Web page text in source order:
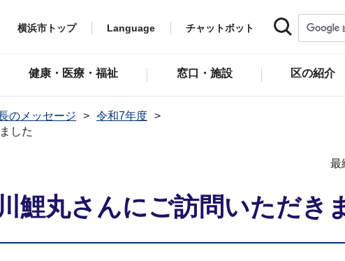
横浜市トップ Language チャットボット
健康・医療・福祉 窓口・施設 区の紹介
のメッセージ
令和7年度
した
最
鯉丸さんにご訪問いただき